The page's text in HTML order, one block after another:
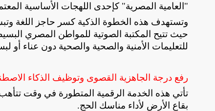
"العامية المصرية" كإحدى اللهجات الأساسية
وتستهدف هذه الخطوة الذكية كسر حاجز اللغة
حيث تتيح المكتبة الصوتية للمواطن المصري
للتعليمات الأمنية والصحية والصحية دون عناء أو
رفع درجة الجاهزية القصوى وتوظيف الذكاء
تأتي هذه الخدمة الرقمية المتطورة في وقت
بقاع الأرض لأداء مناسك الحج.